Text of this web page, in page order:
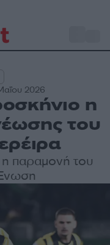
2026
η
του
παραμονή του